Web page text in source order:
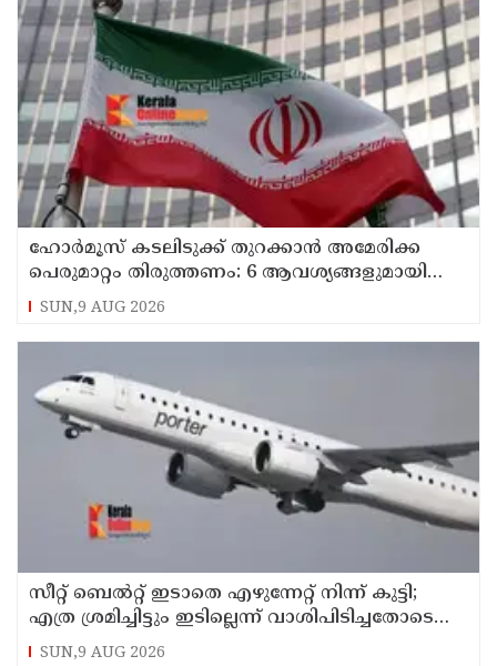
ഹോര്‍മൂസ് കടലിടുക്ക് തുറക്കാന്‍ അമേരിക്ക
പെരുമാറ്റം തിരുത്തണം: 6 ആവശ്യങ്ങളുമായി
ഇറാന്‍ ദേശീയ സുരക്ഷാ കൗണ്‍സില്‍
SUN,9 AUG 2026
സീറ്റ് ബെല്‍റ്റ് ഇടാതെ എഴുന്നേറ്റ് നിന്ന് കുട്ടി;
എത്ര ശ്രമിച്ചിട്ടും ഇടില്ലെന്ന് വാശിപിടിച്ചതോടെ
വിമാനം റദ്ദാക്കി
SUN,9 AUG 2026